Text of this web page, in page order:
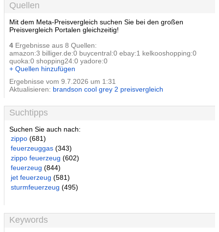
Quellen
Mit dem Meta-Preisvergleich suchen Sie bei den großen
Preisvergleich Portalen gleichzeitig!
4 Ergebnisse aus 8 Quellen:
amazon:3 billiger.de:0 buycentral:0 ebay:1 kelkooshopping:0
quoka:0 shopping24:0 yadore:0
+ Quellen hinzufügen
Ergebnisse vom 9.7.2026 um 1:31
Aktualisieren: brandson cool grey 2 preisvergleich
Suchtipps
Suchen Sie auch nach:
zippo (681)
feuerzeuggas (343)
zippo feuerzeug (602)
feuerzeug (844)
jet feuerzeug (581)
sturmfeuerzeug (495)
Keywords